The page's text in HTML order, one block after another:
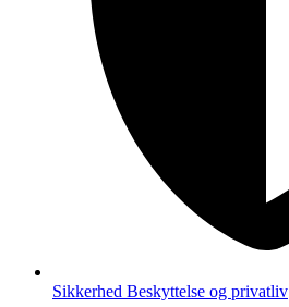
Sikkerhed Beskyttelse og privatliv